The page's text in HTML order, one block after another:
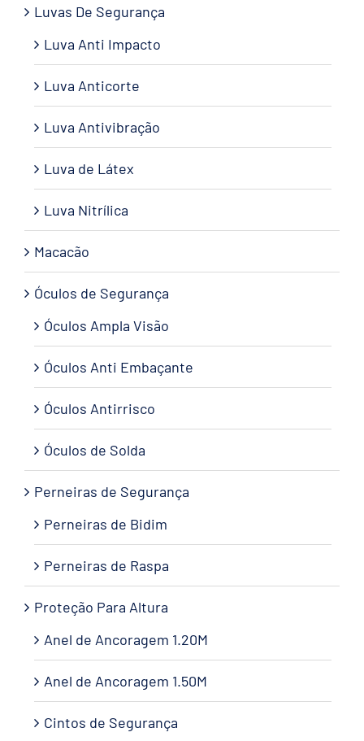
Luvas De Segurança
Luva Anti Impacto
Luva Anticorte
Luva Antivibração
Luva de Látex
Luva Nitrílica
Macacão
Óculos de Segurança
Óculos Ampla Visão
Óculos Anti Embaçante
Óculos Antirrisco
Óculos de Solda
Perneiras de Segurança
Perneiras de Bidim
Perneiras de Raspa
Proteção Para Altura
Anel de Ancoragem 1.20M
Anel de Ancoragem 1.50M
Cintos de Segurança